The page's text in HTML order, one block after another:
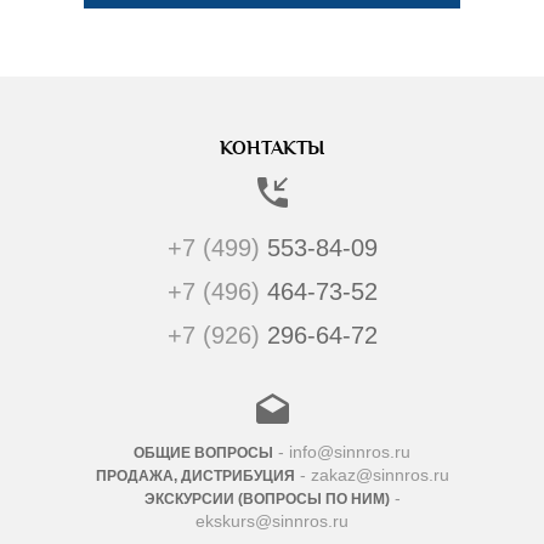
КОНТАКТЫ
+7 (499) 553-84-09
+7 (496) 464-73-52
+7 (926) 296-64-72
ОБЩИЕ ВОПРОСЫ - info@sinnros.ru
ПРОДАЖА, ДИСТРИБУЦИЯ - zakaz@sinnros.ru
ЭКСКУРСИИ (ВОПРОСЫ ПО НИМ)-
ekskurs@sinnros.ru